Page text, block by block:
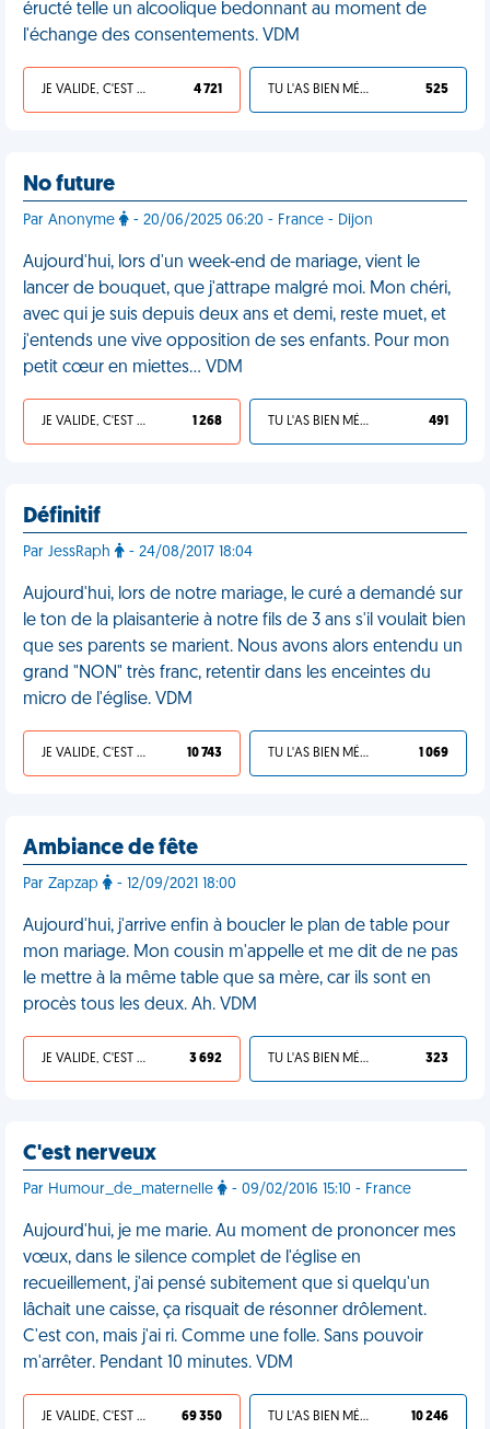
éructé telle un alcoolique bedonnant au moment de
l'échange des consentements. VDM
JE VALIDE, C'EST UNE VDM 4 721 TU L'AS BIEN MÉRITÉ 525
No future
Par Anonyme - 20/06/2025 06:20 - France - Dijon
Aujourd'hui, lors d'un week-end de mariage, vient le
lancer de bouquet, que j'attrape malgré moi. Mon chéri,
avec qui je suis depuis deux ans et demi, reste muet, et
j'entends une vive opposition de ses enfants. Pour mon
petit cœur en miettes… VDM
JE VALIDE, C'EST UNE VDM 1 268 TU L'AS BIEN MÉRITÉ 491
Définitif
Par JessRaph - 24/08/2017 18:04
Aujourd'hui, lors de notre mariage, le curé a demandé sur
le ton de la plaisanterie à notre fils de 3 ans s'il voulait bien
que ses parents se marient. Nous avons alors entendu un
grand "NON" très franc, retentir dans les enceintes du
micro de l'église. VDM
JE VALIDE, C'EST UNE VDM 10 743 TU L'AS BIEN MÉRITÉ 1 069
Ambiance de fête
Par Zapzap - 12/09/2021 18:00
Aujourd'hui, j'arrive enfin à boucler le plan de table pour
mon mariage. Mon cousin m'appelle et me dit de ne pas
le mettre à la même table que sa mère, car ils sont en
procès tous les deux. Ah. VDM
JE VALIDE, C'EST UNE VDM 3 692 TU L'AS BIEN MÉRITÉ 323
C'est nerveux
Par Humour_de_maternelle - 09/02/2016 15:10 - France
Aujourd'hui, je me marie. Au moment de prononcer mes
vœux, dans le silence complet de l'église en
recueillement, j'ai pensé subitement que si quelqu'un
lâchait une caisse, ça risquait de résonner drôlement.
C'est con, mais j'ai ri. Comme une folle. Sans pouvoir
m'arrêter. Pendant 10 minutes. VDM
JE VALIDE, C'EST UNE VDM 69 350 TU L'AS BIEN MÉRITÉ 10 246